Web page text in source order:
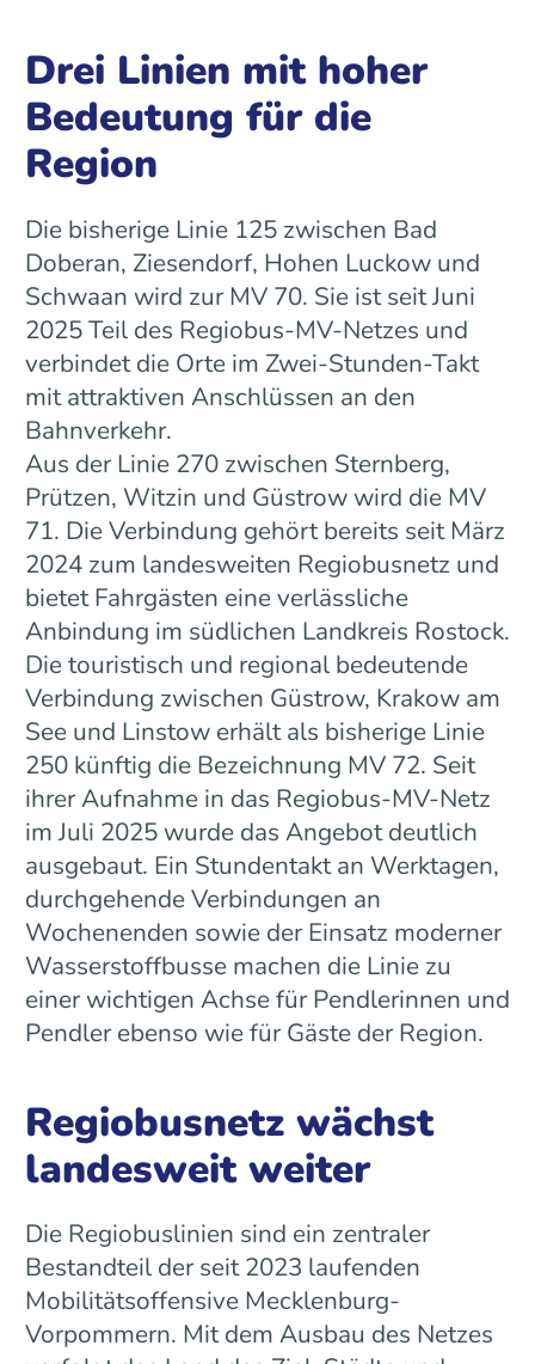
Drei Linien mit hoher
Bedeutung für die
Region
Die bisherige Linie 125 zwischen Bad
Doberan, Ziesendorf, Hohen Luckow und
Schwaan wird zur MV 70. Sie ist seit Juni
2025 Teil des Regiobus-MV-Netzes und
verbindet die Orte im Zwei-Stunden-Takt
mit attraktiven Anschlüssen an den
Bahnverkehr.
Aus der Linie 270 zwischen Sternberg,
Prützen, Witzin und Güstrow wird die MV
71. Die Verbindung gehört bereits seit März
2024 zum landesweiten Regiobusnetz und
bietet Fahrgästen eine verlässliche
Anbindung im südlichen Landkreis Rostock.
Die touristisch und regional bedeutende
Verbindung zwischen Güstrow, Krakow am
See und Linstow erhält als bisherige Linie
250 künftig die Bezeichnung MV 72. Seit
ihrer Aufnahme in das Regiobus-MV-Netz
im Juli 2025 wurde das Angebot deutlich
ausgebaut. Ein Stundentakt an Werktagen,
durchgehende Verbindungen an
Wochenenden sowie der Einsatz moderner
Wasserstoffbusse machen die Linie zu
einer wichtigen Achse für Pendlerinnen und
Pendler ebenso wie für Gäste der Region.
Regiobusnetz wächst
landesweit weiter
Die Regiobuslinien sind ein zentraler
Bestandteil der seit 2023 laufenden
Mobilitätsoffensive Mecklenburg-
Vorpommern. Mit dem Ausbau des Netzes